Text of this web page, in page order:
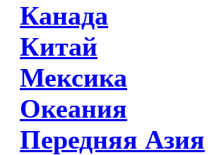
Канада
Китай
Мексика
Океания
Передняя Азия